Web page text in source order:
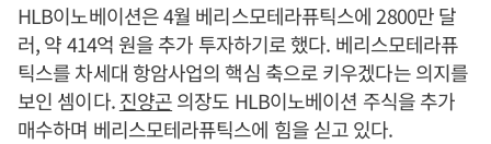
HLB이노베이션은 4월 베리스모테라퓨틱스에 2800만 달
러, 약 414억 원을 추가 투자하기로 했다. 베리스모테라퓨
틱스를 차세대 항암사업의 핵심 축으로 키우겠다는 의지를
보인 셈이다.진양곤의장도 HLB이노베이션 주식을 추가
매수하며 베리스모테라퓨틱스에 힘을 싣고 있다.